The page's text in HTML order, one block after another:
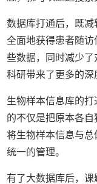
数据库打通后，既
全面地获得患者随
些数据，同时减少
科研带来了更多的深
生物样本信息库的
的不仅是把原本各
将生物样本信息与
统一的管理。
有了大数据库后，